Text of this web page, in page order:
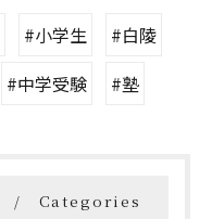
#小学生
#白陵
#中学受験 #塾
Categories